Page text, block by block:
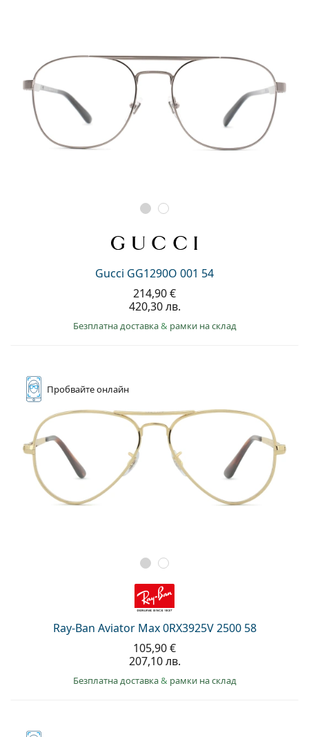
Gucci GG1290O 001 54
214,90 €
420,30 лв.
Безплатна доставка& рамки на склад
Пробвайтеонлайн
Ray-Ban Aviator Max 0RX3925V 2500 58
105,90 €
207,10 лв.
Безплатна доставка& рамки на склад